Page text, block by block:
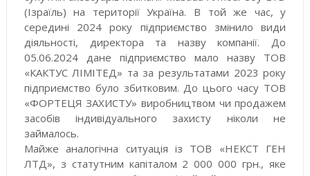
(Ізраїль) на території Україна. В той же час, у
середині 2024 року підприємство змінило види
діяльності, директора та назву компанії. До
05.06.2024 дане підприємство мало назву ТОВ
«КАКТУС ЛІМІТЕД» та за результатами 2023 року
підприємство було збитковим. До цього часу ТОВ
«ФОРТЕЦЯ ЗАХИСТУ» виробництвом чи продажем
засобів індивідуального захисту ніколи не
займалось.
Майже аналогічна ситуація із ТОВ «НЕКСТ ГЕН
ЛТД», з статутним капіталом 2 000 000 грн., яке